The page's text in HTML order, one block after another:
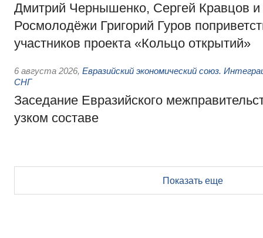
Дмитрий Чернышенко, Сергей Кравцов и
Росмолодёжи Григорий Гуров
участников проекта «Кольцо открытий»
6 августа 2026, Евразийский экономический союз.
СНГ
Заседание Евразийского
узком составе
Показать еще